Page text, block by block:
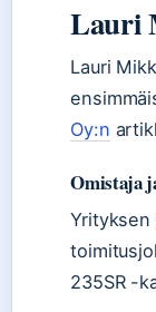
Lauri
Lauri
Oy:n
Omistaja
235SR -